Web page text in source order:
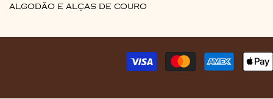
algodão e alças de couro